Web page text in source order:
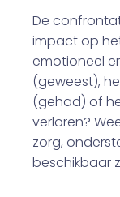
De
impact op
emotioneel
(geweest),
(gehad) of
verloren?
zorg,
beschikbaar